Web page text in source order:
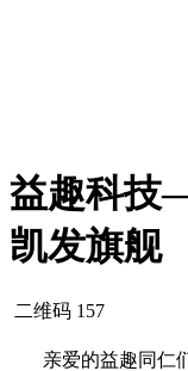
益趣科技
凯发旗舰
二维码 157
亲爱的益趣同仁